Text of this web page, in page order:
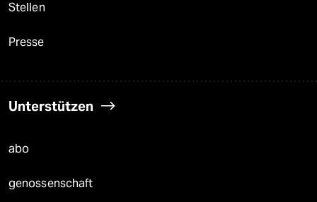
Stellen
Presse
Unterstützen
abo
genossenschaft